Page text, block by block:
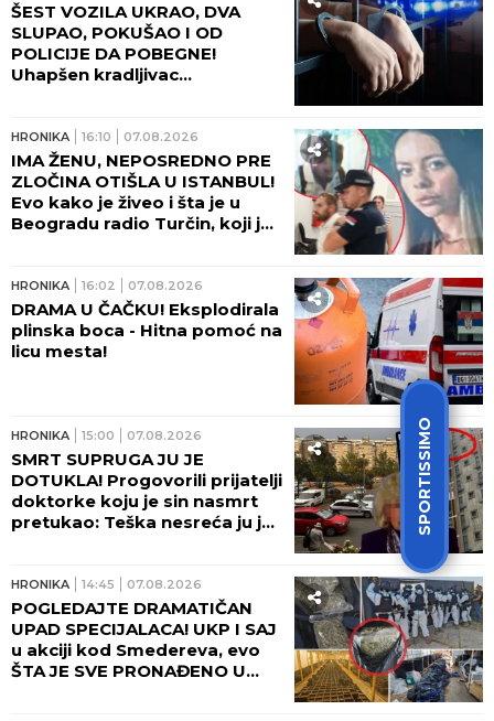
SPORTISSIMO
ŠEST VOZILA UKRAO, DVA
SLUPAO, POKUŠAO I OD
POLICIJE DA POBEGNE!
Uhapšen kradljivac
NESREĆE!
HRONIKA 16:10 07.08.2026
IMA ŽENU, NEPOSREDNO PRE
ZLOČINA OTIŠLA U ISTANBUL!
Evo kako je živeo i šta je u
Beogradu radio Turčin, koji je
HRONIKA 16:02 07.08.2026
DRAMA U ČAČKU! Eksplodirala
plinska boca - Hitna pomoć na
licu mesta!
HRONIKA 15:00 07.08.2026
SMRT SUPRUGA JU JE
DOTUKLA! Progovorili prijatelji
doktorke koju je sin nasmrt
pretukao: Teška nesreća ju je
HRONIKA 14:45 07.08.2026
POGLEDAJTE DRAMATIČAN
UPAD SPECIJALACA! UKP I SAJ
u akciji kod Smedereva, evo
ŠTA JE SVE PRONAĐENO U